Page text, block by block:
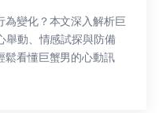
為變化？本文深入解析巨
舉動、情感試探與防備
鬆看懂巨蟹男的心動訊